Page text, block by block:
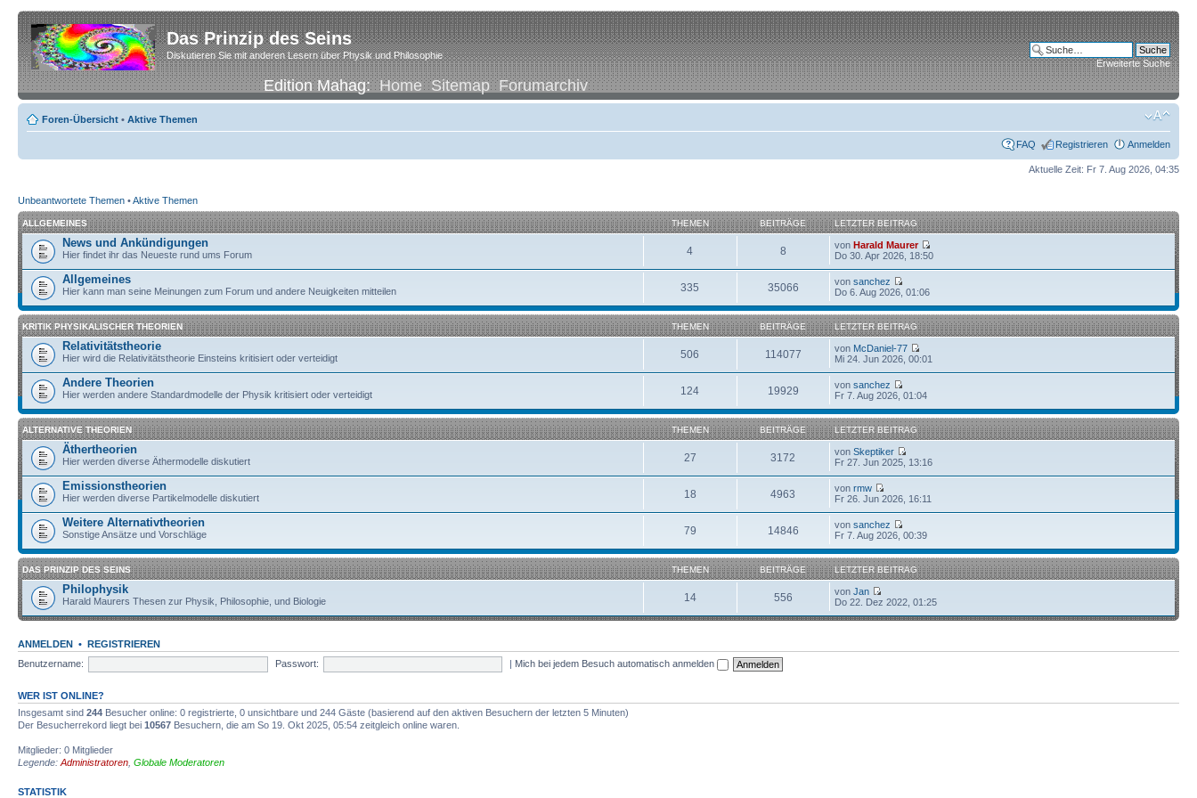
Das Prinzip des Seins
Diskutieren Sie mit anderen Lesern über Physik und Philosophie
Edition Mahag:Home Sitemap Forumarchiv
Erweiterte Suche
Foren-Übersicht • Aktive Themen
FAQ Registrieren Anmelden
Aktuelle Zeit: Fr 7. Aug 2026, 04:35
Unbeantwortete Themen •Aktive Themen
ALLGEMEINES THEMEN BEITRÄGE LETZTER BEITRAG
News und Ankündigungen
Hier findet ihr das Neueste rund ums Forum 4 8 vonHarald Maurer
Do 30. Apr 2026, 18:50
Allgemeines
Hier kann man seine Meinungen zum Forum und andere Neuigkeiten mitteilen 335 35066 vonsanchez
Do 6. Aug 2026, 01:06
KRITIK PHYSIKALISCHER THEORIEN THEMEN BEITRÄGE LETZTER BEITRAG
Relativitätstheorie
Hier wird die Relativitätstheorie Einsteins kritisiert oder verteidigt 506 114077 von McDaniel-77
Mi 24. Jun 2026, 00:01
Andere Theorien
Hier werden andere Standardmodelle der Physik kritisiert oder verteidigt 124 19929 vonsanchez
Fr 7. Aug 2026, 01:04
ALTERNATIVE THEORIEN THEMEN BEITRÄGE LETZTER BEITRAG
Äthertheorien
Hier werden diverse Äthermodelle diskutiert 27 3172 vonSkeptiker
Fr 27. Jun 2025, 13:16
Emissionstheorien
Hier werden diverse Partikelmodelle diskutiert 18 4963 vonrmw
Fr 26. Jun 2026, 16:11
Weitere Alternativtheorien
Sonstige Ansätze und Vorschläge 79 14846 vonsanchez
Fr 7. Aug 2026, 00:39
DAS PRINZIP DES SEINS THEMEN BEITRÄGE LETZTER BEITRAG
Philophysik
Harald Maurers Thesen zur Physik, Philosophie, und Biologie 14 556 vonJan
Do 22. Dez 2022, 01:25
ANMELDEN • REGISTRIEREN
Benutzername:
Passwort: | Mich bei jedem Besuch automatisch anmelden
WER IST ONLINE?
Insgesamt sind 244 Besucher online: 0 registrierte, 0 unsichtbare und 244 Gäste (basierend auf den aktiven Besuchern der letzten 5 Minuten)
Der Besucherrekord liegt bei 10567 Besuchern, die am So 19. Okt 2025, 05:54 zeitgleich online waren.
Mitglieder: 0 Mitglieder
Legende: Administratoren Globale Moderatoren
STATISTIK